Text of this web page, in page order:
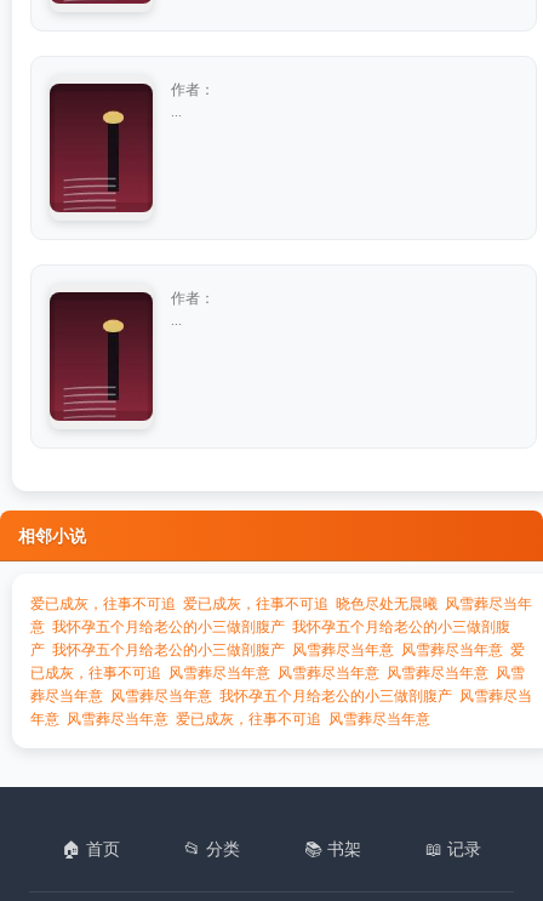
作者：
作者：
相邻小说
爱已成灰，往事不可追 爱已成灰，往事不可追 晓色尽处无晨曦 风雪葬尽当年
意 我怀孕五个月给老公的小三做剖腹产 我怀孕五个月给老公的小三做剖腹
产 我怀孕五个月给老公的小三做剖腹产 风雪葬尽当年意 风雪葬尽当年意 爱
已成灰，往事不可追 风雪葬尽当年意 风雪葬尽当年意 风雪葬尽当年意 风雪
葬尽当年意 风雪葬尽当年意 我怀孕五个月给老公的小三做剖腹产 风雪葬尽当
年意 风雪葬尽当年意 爱已成灰，往事不可追 风雪葬尽当年意
🏠 首页 📂 分类 📚 书架 📖 记录